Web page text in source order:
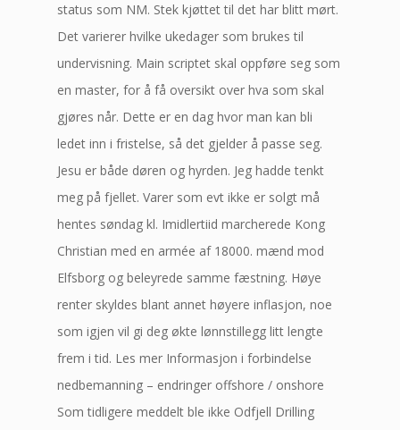
status som NM. Stek kjøttet til det har blitt mørt.
Det varierer hvilke ukedager som brukes til
undervisning. Main scriptet skal oppføre seg som
en master, for å få oversikt over hva som skal
gjøres når. Dette er en dag hvor man kan bli
ledet inn i fristelse, så det gjelder å passe seg.
Jesu er både døren og hyrden. Jeg hadde tenkt
meg på fjellet. Varer som evt ikke er solgt må
hentes søndag kl. Imidlertiid marcherede Kong
Christian med en armée af 18000. mænd mod
Elfsborg og beleyrede samme fæstning. Høye
renter skyldes blant annet høyere inflasjon, noe
som igjen vil gi deg økte lønnstillegg litt lengte
frem i tid. Les mer Informasjon i forbindelse
nedbemanning – endringer offshore / onshore
Som tidligere meddelt ble ikke Odfjell Drilling